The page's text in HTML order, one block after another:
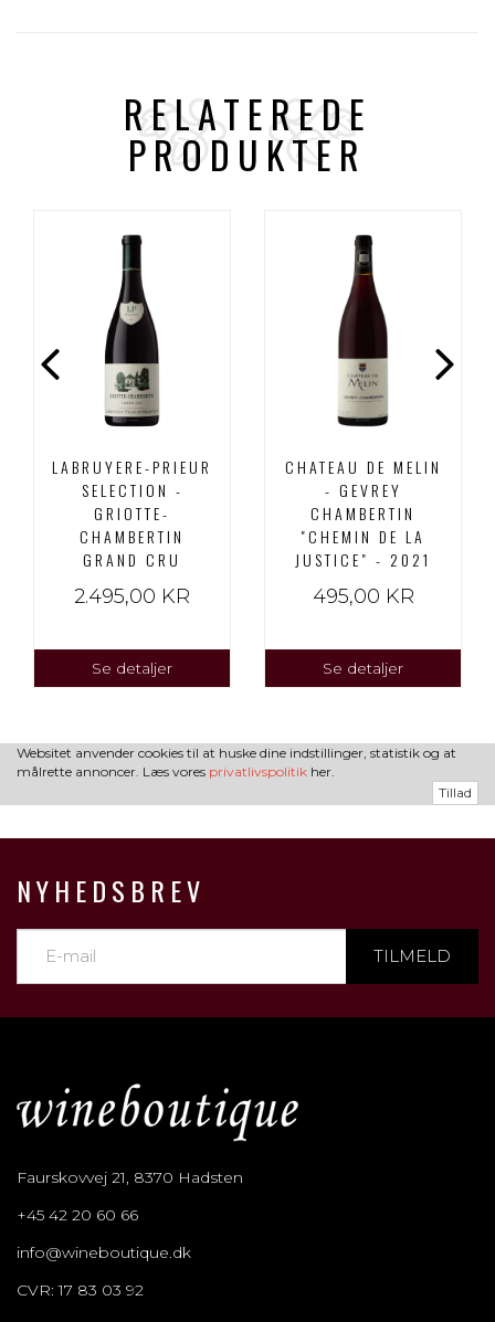
RELATEREDE
PRODUKTER
LABRUYERE-PRIEUR
SELECTION -
GRIOTTE-
CHAMBERTIN
GRAND CRU
2.495,00 KR
Se detaljer
CHATEAU DE MELIN
- GEVREY
CHAMBERTIN
"CHEMIN DE LA
JUSTICE" - 2021
495,00 KR
Se detaljer
Websitet anvender cookies til at huske dine indstillinger, statistik og at
målrette annoncer. Læs vores privatlivspolitik her.
Tillad
NYHEDSBREV
TILMELD
Faurskovvej 21, 8370 Hadsten
+45 42 20 60 66
info@wineboutique.dk
CVR: 17 83 03 92